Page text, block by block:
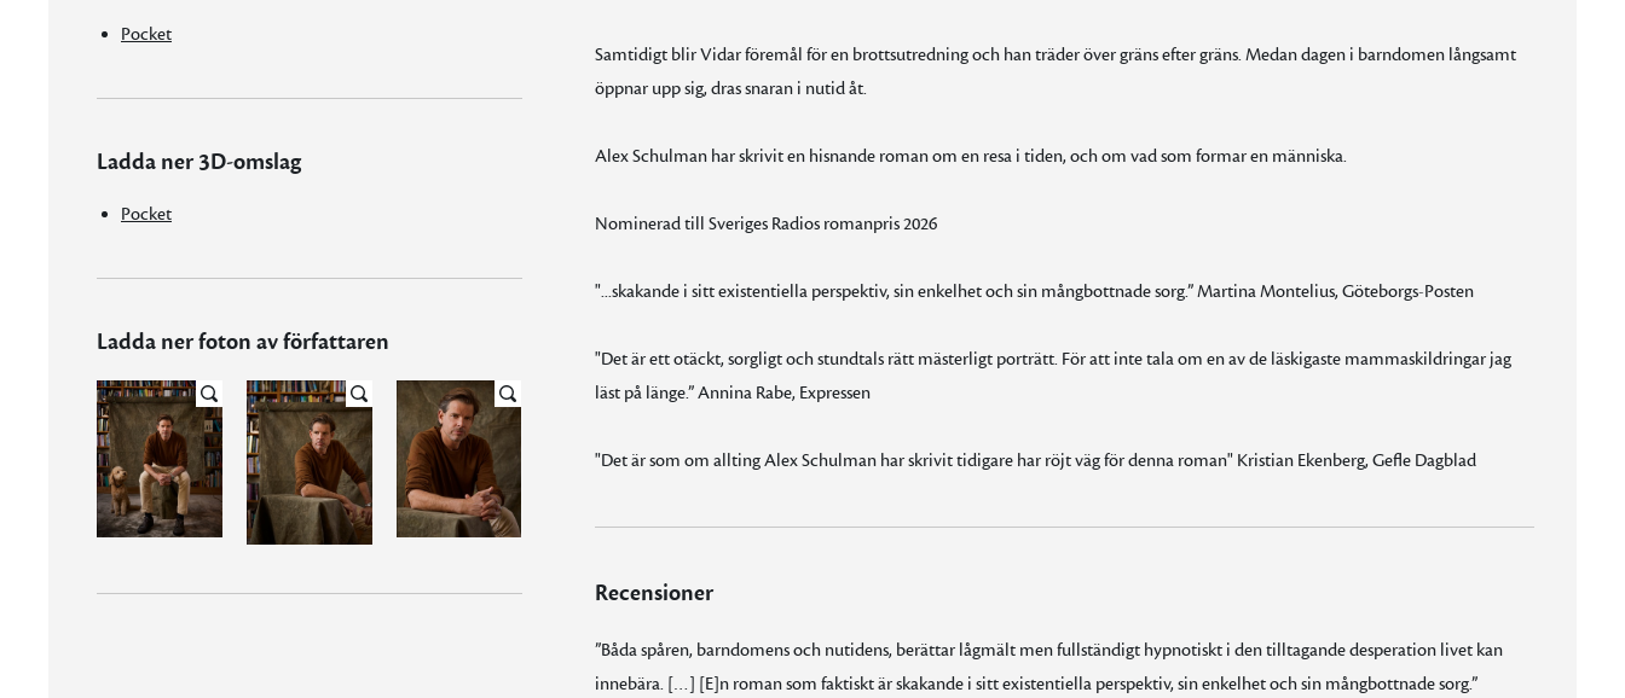
Pocket
Ladda ner 3D-omslag
Pocket
Ladda ner foton av författaren
Samtidigt blir Vidar föremål för en brottsutredning och han träder över gräns efter gräns. Medan dagen i barndomen långsamt
öppnar upp sig, dras snaran i nutid åt.
Alex Schulman har skrivit en hisnande roman om en resa i tiden, och om vad som formar en människa.
Nominerad till Sveriges Radios romanpris 2026
"...skakande i sitt existentiella perspektiv, sin enkelhet och sin mångbottnade sorg.” Martina Montelius, Göteborgs-Posten
"Det är ett otäckt, sorgligt och stundtals rätt mästerligt porträtt. För att inte tala om en av de läskigaste mammaskildringar jag
läst på länge.” Annina Rabe, Expressen
"Det är som om allting Alex Schulman har skrivit tidigare har röjt väg för denna roman" Kristian Ekenberg, Gefle Dagblad
Recensioner
”Båda spåren, barndomens och nutidens, berättar lågmält men fullständigt hypnotiskt i den tilltagande desperation livet kan
innebära. […] [E]n roman som faktiskt är skakande i sitt existentiella perspektiv, sin enkelhet och sin mångbottnade sorg.”